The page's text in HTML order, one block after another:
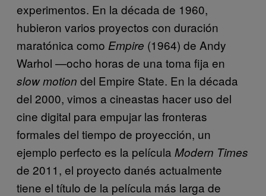
experimentos. En la década de 1960,
hubieron varios proyectos con duración
maratónica como Empire (1964) de Andy
Warhol —ocho horas de una toma fija en
slow motion del Empire State. En la década
del 2000, vimos a cineastas hacer uso del
cine digital para empujar las fronteras
formales del tiempo de proyección, un
ejemplo perfecto es la película Modern Times
de 2011, el proyecto danés actualmente
tiene el título de la película más larga de